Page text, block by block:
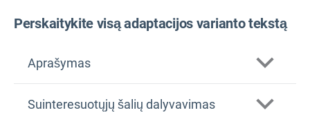
Perskaitykite visą adaptacijos varianto tekstą
Aprašymas
Suinteresuotųjų šalių dalyvavimas